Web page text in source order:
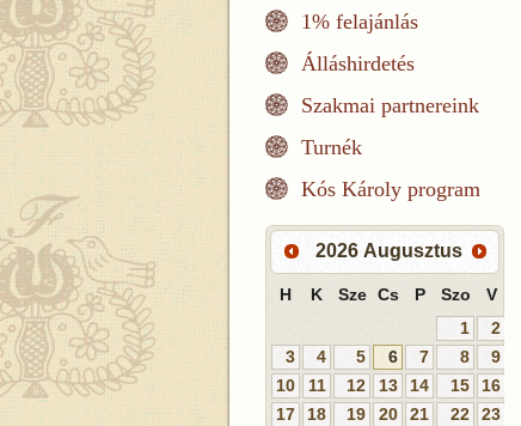
1% felajánlás
Álláshirdetés
Szakmai partnereink
Turnék
Kós Károly program
2026 Augusztus
H K Sze Cs P Szo
V
1
2
3
4 5 6 7 8
9
10
11 12 13 14 15
16
17
18 19 20 21 22 23